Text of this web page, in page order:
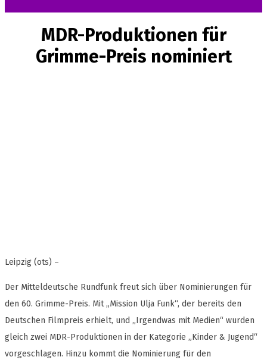
MDR-Produktionen für
Grimme-Preis nominiert
Leipzig (ots) –
Der Mitteldeutsche Rundfunk freut sich über Nominierungen für
den 60. Grimme-Preis. Mit „Mission Ulja Funk“, der bereits den
Deutschen Filmpreis erhielt, und „Irgendwas mit Medien“ wurden
gleich zwei MDR-Produktionen in der Kategorie „Kinder & Jugend“
vorgeschlagen. Hinzu kommt die Nominierung für den